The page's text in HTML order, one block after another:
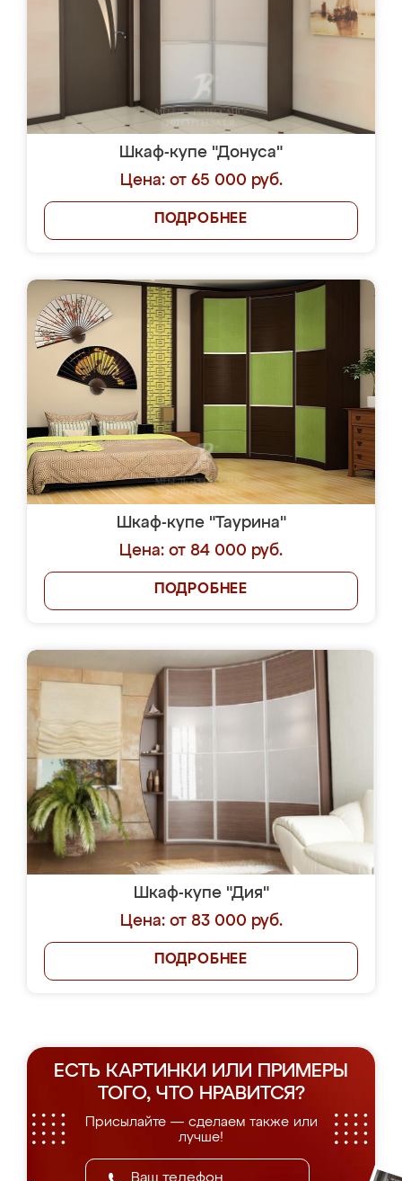
Шкаф-купе "Донуса"
Цена: от 65 000 руб.
ПОДРОБНЕЕ
Шкаф-купе "Таурина"
Цена: от 84 000 руб.
ПОДРОБНЕЕ
Шкаф-купе "Дия"
Цена: от 83 000 руб.
ПОДРОБНЕЕ
ЕСТЬ КАРТИНКИ ИЛИ ПРИМЕРЫ
ТОГО, ЧТО НРАВИТСЯ?
Присылайте — сделаем также или
лучше!